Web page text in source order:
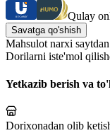
Qulay
Savatga qo'shish
Mahsulot narxi
Dorilarni iste'mol
Yetkazib berish va
Dorixonadan olib